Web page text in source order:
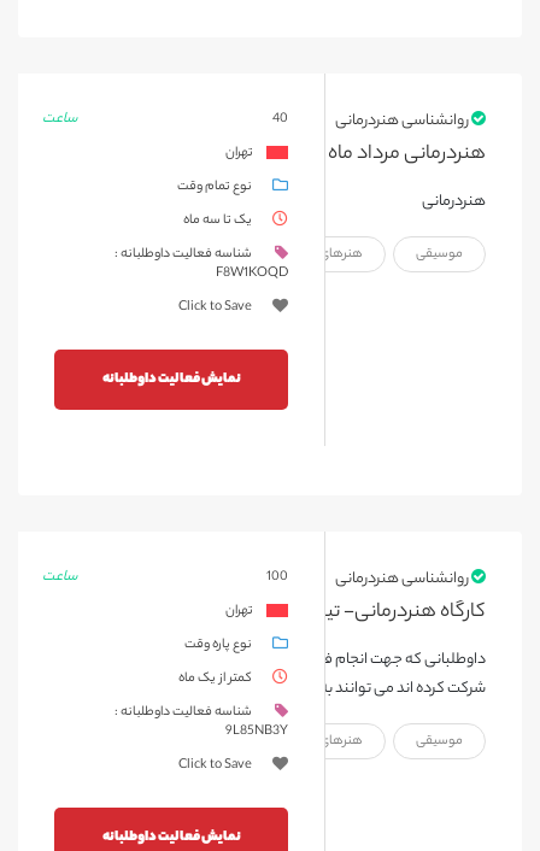
روانشناسی هنردرمانی
هنردرمانی مرداد ماه ۱۴۰۴
هنردرمانی
موسیقی هنرهای نمایشی هنرهای تجسمی
ساعت
40
تهران
نوع تمام وقت
یک تا سه ماه
شناسه فعالیت داوطلبانه :
F8W1KOQD
Click to Save
نمایش فعالیت داوطلبانه
روانشناسی هنردرمانی
کارگاه هنردرمانی- تیرماه 1404
داوطلبانی که جهت انجام فعالیت های نمایشی و کار با کودک که در کارگاه
شرکت کرده اند می توانند به این فعالیت درخواست دهند.
موسیقی هنرهای نمایشی
ساعت
100
تهران
نوع پاره وقت
کمتر از یک ماه
شناسه فعالیت داوطلبانه :
9L85NB3Y
Click to Save
نمایش فعالیت داوطلبانه